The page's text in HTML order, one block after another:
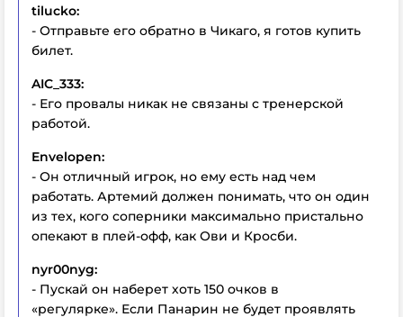
tilucko:
- Отправьте его обратно в Чикаго, я готов купить
билет.
AIC_333:
- Его провалы никак не связаны с тренерской
работой.
Envelopen:
- Он отличный игрок, но ему есть над чем
работать. Артемий должен понимать, что он один
из тех, кого соперники максимально пристально
опекают в плей-офф, как Ови и Кросби.
nyr00nyg:
- Пускай он наберет хоть 150 очков в
«регулярке». Если Панарин не будет проявлять